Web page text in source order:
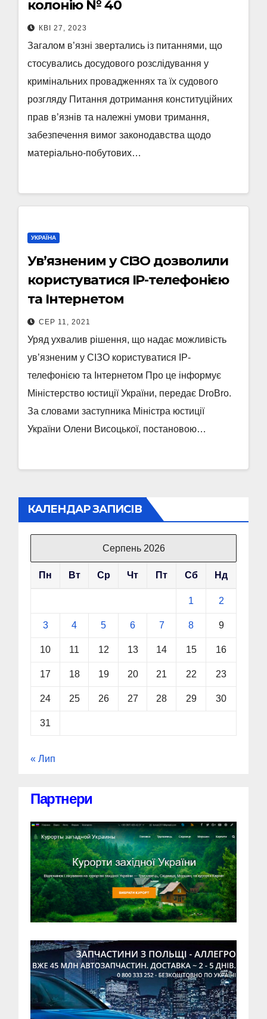
колонію № 40
КВІ 27, 2023
Загалом в’язні звертались із питаннями, що
стосувались досудового розслідування у
кримінальних провадженнях та їх судового
розгляду Питання дотримання конституційних
прав в’язнів та належні умови тримання,
забезпечення вимог законодавства щодо
матеріально-побутових…
УКРАЇНА
Ув’язненим у СІЗО дозволили
користуватися ІP-телефонією
та Інтернетом
СЕР 11, 2021
Уряд ухвалив рішення, що надає можливість
ув’язненим у СІЗО користуватися ІP-
телефонією та Інтернетом Про це інформує
Міністерство юстиції України, передає DroBro.
За словами заступника Міністра юстиції
України Олени Висоцької, постановою…
КАЛЕНДАР ЗАПИСІВ
Серпень 2026
Пн Вт Ср Чт Пт Сб Нд
1 2
3 4 5 6 7 8 9
10 11 12 13 14 15 16
17 18 19 20 21 22 23
24 25 26 27 28 29 30
31
« Лип
Партнери